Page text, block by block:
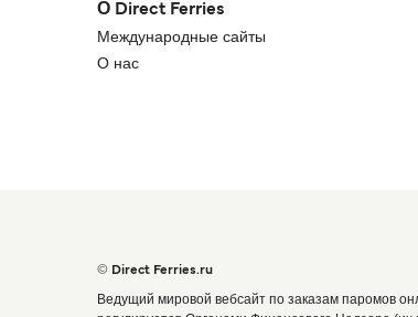
О Direct Ferries
Международные сайты
О нас
© Direct Ferries.ru
Ведущий мировой вебсайт по заказам паромов